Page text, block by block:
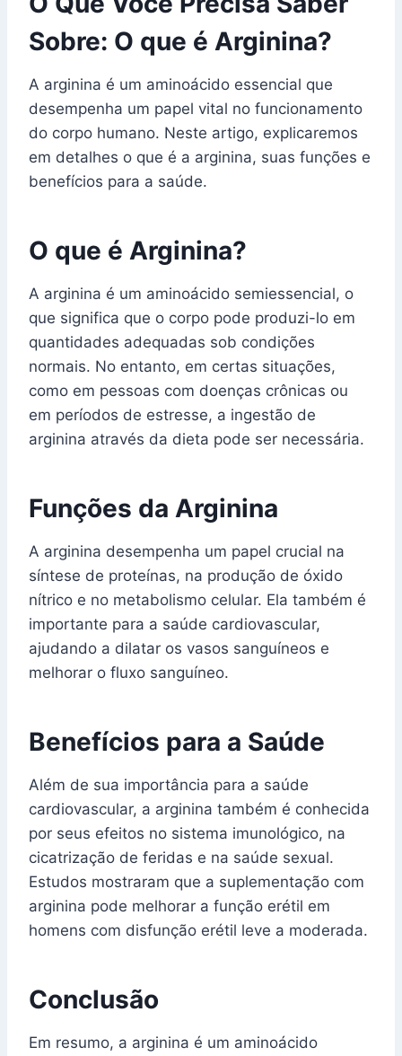
Sobre: O que é Arginina?
A arginina é um aminoácido essencial que
desempenha um papel vital no funcionamento
do corpo humano. Neste artigo, explicaremos
em detalhes o que é a arginina, suas funções e
benefícios para a saúde.
O que é Arginina?
A arginina é um aminoácido semiessencial, o
que significa que o corpo pode produzi-lo em
quantidades adequadas sob condições
normais. No entanto, em certas situações,
como em pessoas com doenças crônicas ou
em períodos de estresse, a ingestão de
arginina através da dieta pode ser necessária.
Funções da Arginina
A arginina desempenha um papel crucial na
síntese de proteínas, na produção de óxido
nítrico e no metabolismo celular. Ela também é
importante para a saúde cardiovascular,
ajudando a dilatar os vasos sanguíneos e
melhorar o fluxo sanguíneo.
Benefícios para a Saúde
Além de sua importância para a saúde
cardiovascular, a arginina também é conhecida
por seus efeitos no sistema imunológico, na
cicatrização de feridas e na saúde sexual.
Estudos mostraram que a suplementação com
arginina pode melhorar a função erétil em
homens com disfunção erétil leve a moderada.
Conclusão
Em resumo, a arginina é um aminoácido